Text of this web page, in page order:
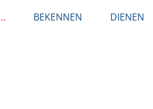
BEKENNEN DIENEN